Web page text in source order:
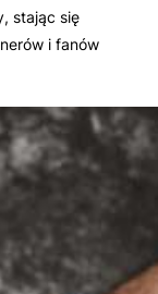
stając się
i fanów